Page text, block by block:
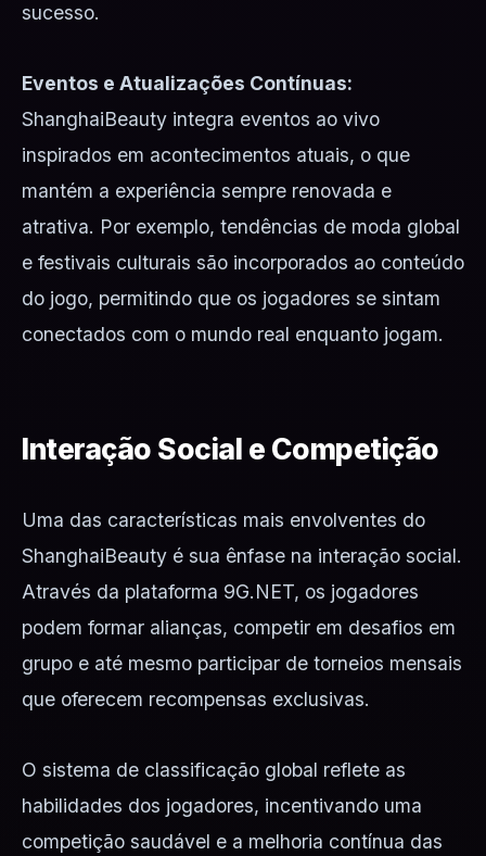
sucesso.
Eventos e Atualizações Contínuas:
ShanghaiBeauty integra eventos ao vivo
inspirados em acontecimentos atuais, o que
mantém a experiência sempre renovada e
atrativa. Por exemplo, tendências de moda global
e festivais culturais são incorporados ao conteúdo
do jogo, permitindo que os jogadores se sintam
conectados com o mundo real enquanto jogam.
Interação Social e Competição
Uma das características mais envolventes do
ShanghaiBeauty é sua ênfase na interação social.
Através da plataforma 9G.NET, os jogadores
podem formar alianças, competir em desafios em
grupo e até mesmo participar de torneios mensais
que oferecem recompensas exclusivas.
O sistema de classificação global reflete as
habilidades dos jogadores, incentivando uma
competição saudável e a melhoria contínua das